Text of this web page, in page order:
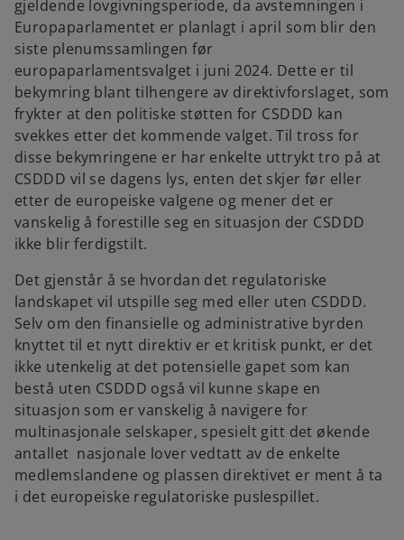
gjeldende lovgivningsperiode, da avstemningen i
Europaparlamentet er planlagt i april som blir den
siste plenumssamlingen før
europaparlamentsvalget i juni 2024. Dette er til
bekymring blant tilhengere av direktivforslaget, som
frykter at den politiske støtten for CSDDD kan
svekkes etter det kommende valget. Til tross for
disse bekymringene er har enkelte uttrykt tro på at
CSDDD vil se dagens lys, enten det skjer før eller
etter de europeiske valgene og mener det er
vanskelig å forestille seg en situasjon der CSDDD
ikke blir ferdigstilt.
Det gjenstår å se hvordan det regulatoriske
landskapet vil utspille seg med eller uten CSDDD.
Selv om den finansielle og administrative byrden
knyttet til et nytt direktiv er et kritisk punkt, er det
ikke utenkelig at det potensielle gapet som kan
bestå uten CSDDD også vil kunne skape en
situasjon som er vanskelig å navigere for
multinasjonale selskaper, spesielt gitt det økende
antallet nasjonale lover vedtatt av de enkelte
medlemslandene og plassen direktivet er ment å ta
i det europeiske regulatoriske puslespillet.